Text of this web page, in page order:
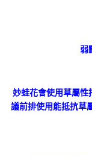
弱
妙蛙花會使用草屬性
議前排使用能抵抗草